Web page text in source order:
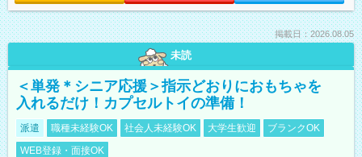
掲載日：2026.08.05
未読
＜単発＊シニア応援＞指示どおりにおもちゃを
入れるだけ！カプセルトイの準備！
派遣 職種未経験OK 社会人未経験OK 大学生歓迎
ブランクOK
WEB登録・面接OK